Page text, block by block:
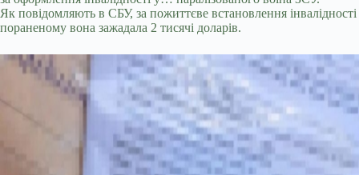
Як повідомляють в СБУ, за пожиттєве встановлення інвалідності
пораненому вона зажадала 2 тисячі доларів.